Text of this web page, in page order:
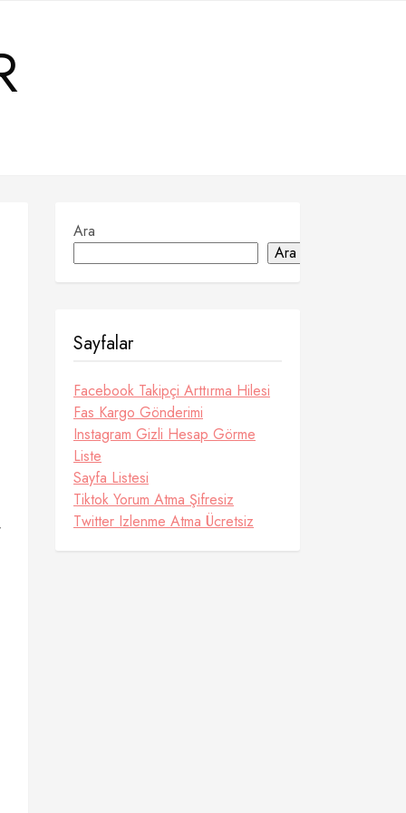
Ara
Ara
Sayfalar
Facebook Takipçi Arttırma Hilesi
Fas Kargo Gönderimi
Instagram Gizli Hesap Görme
Liste
Sayfa Listesi
Tiktok Yorum Atma Şifresiz
Twitter Izlenme Atma Ücretsiz